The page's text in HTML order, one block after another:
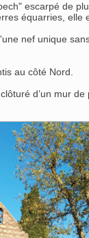
escarpé de
équarries,
nef unique
au côté Nord.
d’un mur de